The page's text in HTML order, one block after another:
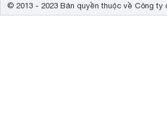
© 2013 - 2023 Bản quyền thuộc về Công ty